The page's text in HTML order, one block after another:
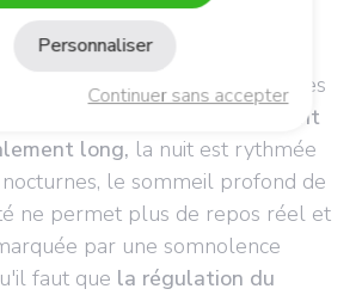
affectant la
tout autant que les causes
déréglée de la mélatonine... Les
le
temps d'endormissement
long, la nuit est rythmée
le sommeil profond de
ne permet plus de repos réel et
par une somnolence
faut que la régulation du
Continuer sans accepter
Personnaliser